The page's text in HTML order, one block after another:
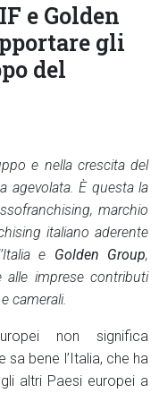
e Golden
gli
del
e nella crescita del
agevolata. È questa la
marchio
italiano aderente
e Golden Group,
alle imprese contributi
camerali.
non significa
bene l’Italia, che ha
altri Paesi europei a